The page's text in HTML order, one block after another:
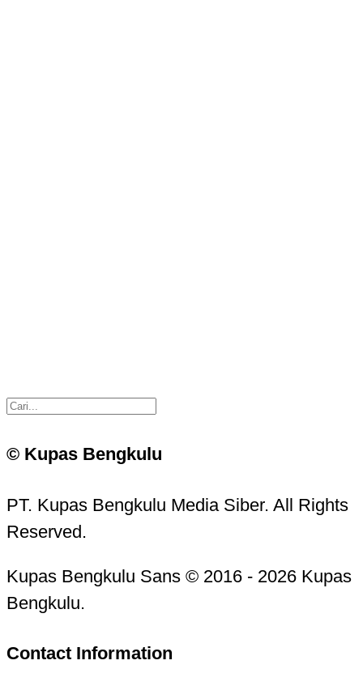
© Kupas Bengkulu
PT. Kupas Bengkulu Media Siber. All Rights
Reserved.
Kupas Bengkulu Sans © 2016 - 2026 Kupas
Bengkulu.
Contact Information